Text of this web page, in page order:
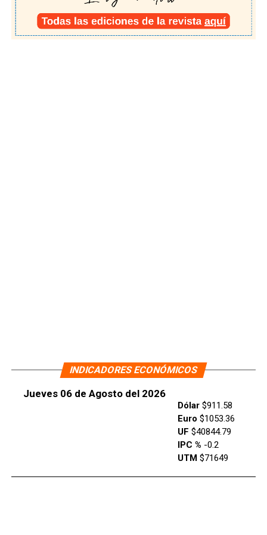
INDICADORES ECONÓMICOS
Jueves 06 de Agosto del 2026
Dólar$911.58
Euro $1053.36
UF $40844.79
IPC % -0.2
UTM$71649